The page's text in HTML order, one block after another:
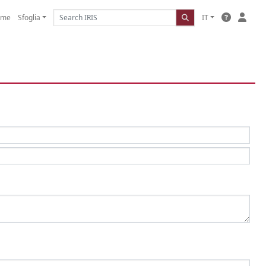
Sfoglia IT